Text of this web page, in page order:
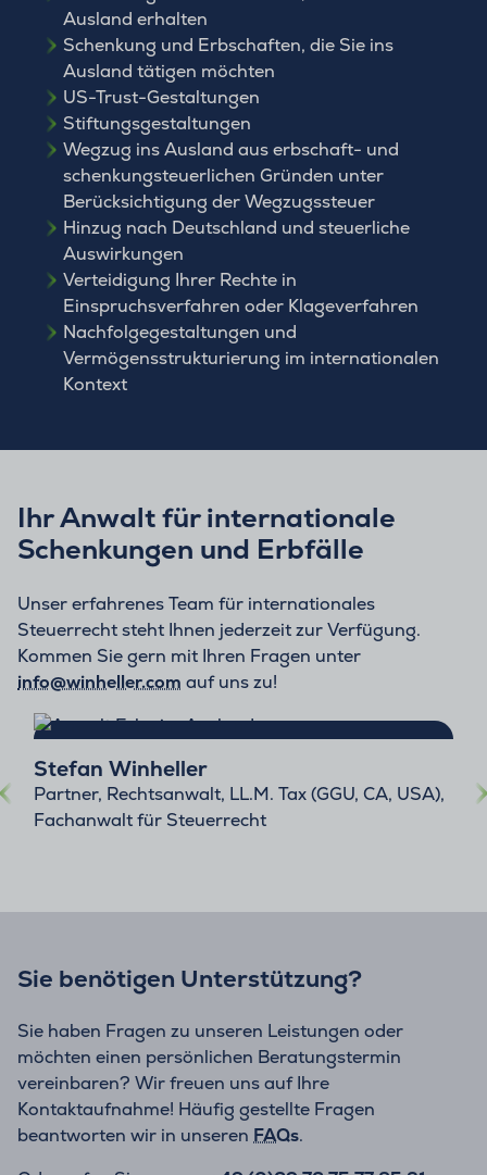
Ausland erhalten
Schenkung und Erbschaften, die Sie ins
Ausland tätigen möchten
US-Trust-Gestaltungen
Stiftungsgestaltungen
Wegzug ins Ausland aus erbschaft- und
schenkungsteuerlichen Gründen unter
Berücksichtigung der Wegzugssteuer
Hinzug nach Deutschland und steuerliche
Auswirkungen
Verteidigung Ihrer Rechte in
Einspruchsverfahren oder Klageverfahren
Nachfolgegestaltungen und
Vermögensstrukturierung im internationalen
Kontext
Ihr Anwalt für internationale
Schenkungen und Erbfälle
Unser erfahrenes Team für internationales
Steuerrecht steht Ihnen jederzeit zur Verfügung.
Kommen Sie gern mit Ihren Fragen unter
info@winheller.com auf uns zu!
Stefan Winheller
Partner, Rechtsanwalt, LL.M. Tax (GGU, CA, USA),
Fachanwalt für Steuerrecht
Sie benötigen Unterstützung?
Sie haben Fragen zu unseren Leistungen oder
möchten einen persönlichen Beratungstermin
vereinbaren? Wir freuen uns auf Ihre
Kontaktaufnahme! Häufig gestellte Fragen
beantworten wir in unseren FAQs.